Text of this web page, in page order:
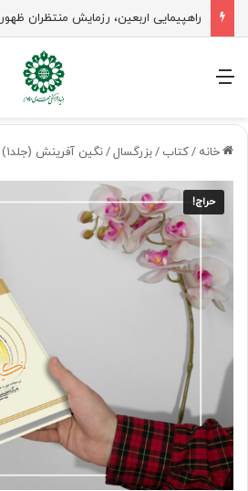
راهپیمایی اربعین، رزمایش منتظران ظهور
منو
خانه /کتاب /بزرگسال/نگین آفرینش (جلد۱)
حراج!